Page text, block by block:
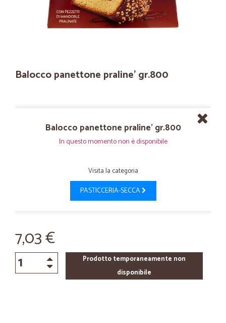
Balocco panettone praline' gr.800
Balocco panettone praline' gr.800
In questo momento non è disponibile
Visita la categoria
PASTICCERIA-SECCA
7,03 €
Prodotto temporaneamente non
disponibile